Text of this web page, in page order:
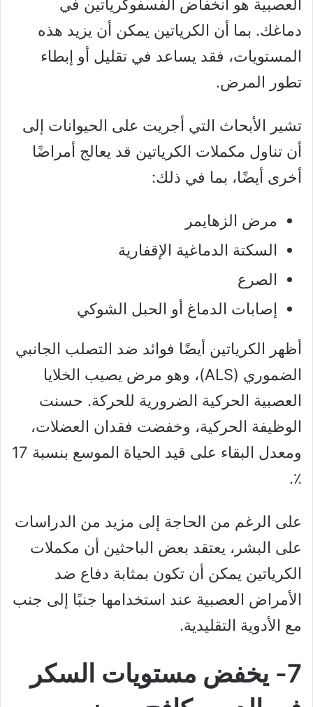
العصبية هو انخفاض الفسفوكرياتين في
دماغك. بما أن الكرياتين يمكن أن يزيد هذه
المستويات، فقد يساعد في تقليل أو إبطاء
تطور المرض.
تشير الأبحاث التي أجريت على الحيوانات إلى
أن تناول مكملات الكرياتين قد يعالج أمراضًا
أخرى أيضًا، بما في ذلك:
مرض الزهايمر
السكتة الدماغية الإقفارية
الصرع
إصابات الدماغ أو الحبل الشوكي
أظهر الكرياتين أيضًا فوائد ضد التصلب الجانبي
الضموري (ALS)، وهو مرض يصيب الخلايا
العصبية الحركية الضرورية للحركة. حسنت
الوظيفة الحركية، وخفضت فقدان العضلات،
ومعدل البقاء على قيد الحياة الموسع بنسبة 17
٪.
على الرغم من الحاجة إلى مزيد من الدراسات
على البشر، يعتقد بعض الباحثين أن مكملات
الكرياتين يمكن أن تكون بمثابة دفاع ضد
الأمراض العصبية عند استخدامها جنبًا إلى جنب
مع الأدوية التقليدية.
7- يخفض مستويات السكر